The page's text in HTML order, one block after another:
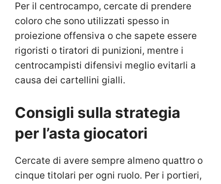
Per il centrocampo, cercate di prendere
coloro che sono utilizzati spesso in
proiezione offensiva o che sapete essere
rigoristi o tiratori di punizioni, mentre i
centrocampisti difensivi meglio evitarli a
causa dei cartellini gialli.
Consigli sulla strategia
per l’asta giocatori
Cercate di avere sempre almeno quattro o
cinque titolari per ogni ruolo. Per i portieri,